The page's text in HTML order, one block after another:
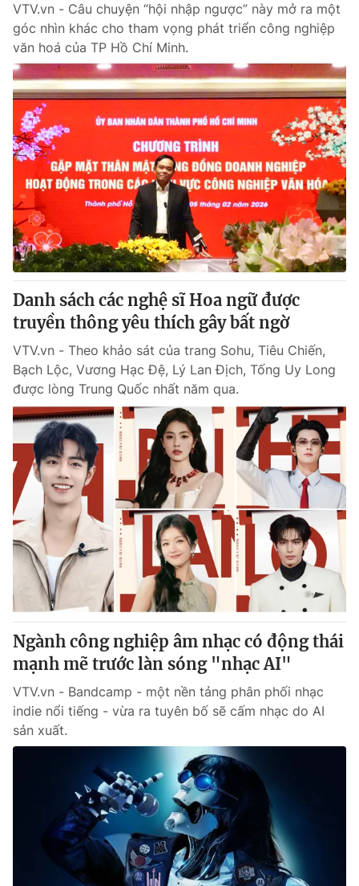
VTV.vn - Câu chuyện “hội nhập ngược” này mở ra một
góc nhìn khác cho tham vọng phát triển công nghiệp
văn hoá của TP Hồ Chí Minh.
Danh sách các nghệ sĩ Hoa ngữ được
truyền thông yêu thích gây bất ngờ
VTV.vn - Theo khảo sát của trang Sohu, Tiêu Chiến,
Bạch Lộc, Vương Hạc Đệ, Lý Lan Địch, Tống Uy Long
được lòng Trung Quốc nhất năm qua.
Ngành công nghiệp âm nhạc có động thái
mạnh mẽ trước làn sóng "nhạc AI"
VTV.vn - Bandcamp - một nền tảng phân phối nhạc
indie nổi tiếng - vừa ra tuyên bố sẽ cấm nhạc do AI
sản xuất.